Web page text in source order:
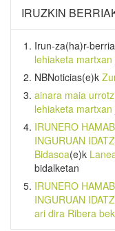
IRUZKIN
Irun-za(ha)r-berria
lehiaketa
NBNoticias(e)k
ainara maia urrotz
lehiaketa
IRUNERO
INGURUAN
Bidasoa(e)k
bidalketan
IRUNERO
INGURUAN
ari dira Ribera